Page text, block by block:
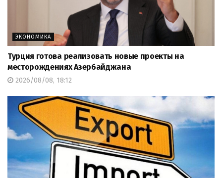
ЭКОНОМИКА
Турция готова реализовать новые проекты на
месторождениях Азербайджана
2026/08/08, 18:12